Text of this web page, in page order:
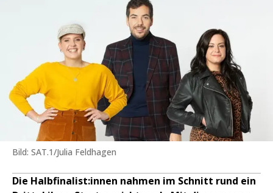
Bild: SAT.1/Julia Feldhagen
Die Halbfinalist:innen nahmen im Schnitt rund ein